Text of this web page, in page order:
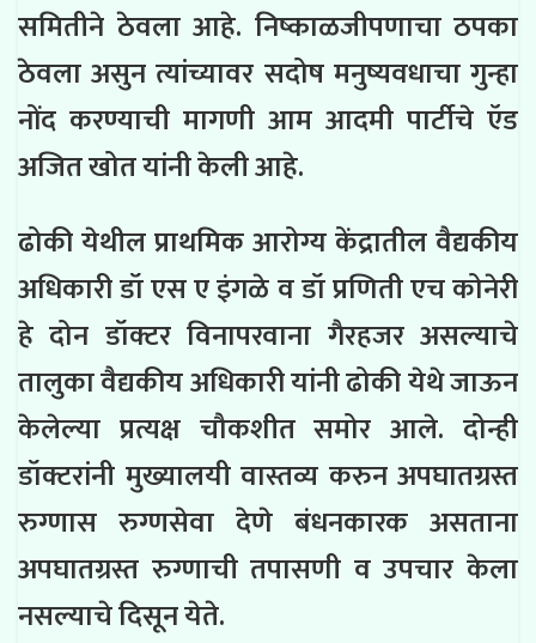
समितीने ठेवला आहे. निष्काळजीपणाचा ठपका
ठेवला असुन त्यांच्यावर सदोष मनुष्यवधाचा गुन्हा
नोंद करण्याची मागणी आम आदमी पार्टीचे ऍड
अजित खोत यांनी केली आहे.
ढोकी येथील प्राथमिक आरोग्य केंद्रातील वैद्यकीय
अधिकारी डॉ एस ए इंगळे व डॉ प्रणिती एच कोनेरी
हे दोन डॉक्टर विनापरवाना गैरहजर असल्याचे
तालुका वैद्यकीय अधिकारी यांनी ढोकी येथे जाऊन
केलेल्या प्रत्यक्ष चौकशीत समोर आले. दोन्ही
डॉक्टरांनी मुख्यालयी वास्तव्य करुन अपघातग्रस्त
रुग्णास रुग्णसेवा देणे बंधनकारक असताना
अपघातग्रस्त रुग्णाची तपासणी व उपचार केला
नसल्याचे दिसून येते.